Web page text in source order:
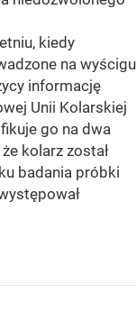
kiedy
na wyścigu
informację
Unii Kolarskiej
go na dwa
kolarz został
badania próbki